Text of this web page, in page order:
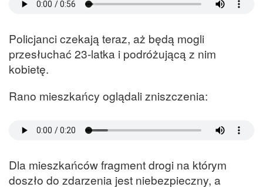
Policjanci czekają teraz, aż będą mogli
przesłuchać 23-latka i podróżującą z nim
kobietę.
Rano mieszkańcy oglądali zniszczenia:
Dla mieszkańców fragment drogi na którym
doszło do zdarzenia jest niebezpieczny, a